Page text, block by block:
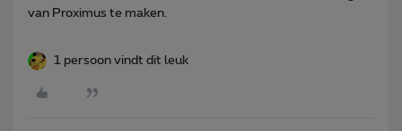
van Proximus te maken.
1 persoon vindt dit leuk